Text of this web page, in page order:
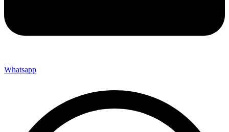
Whatsapp